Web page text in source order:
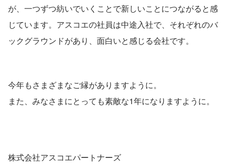
が、一つずつ紡いでいくことで新しいことにつながると感
じています。アスコエの社員は中途入社で、それぞれのバ
ックグラウンドがあり、面白いと感じる会社です。
今年もさまざまなご縁がありますように。
また、みなさまにとっても素敵な1年になりますように。
株式会社アスコエパートナーズ